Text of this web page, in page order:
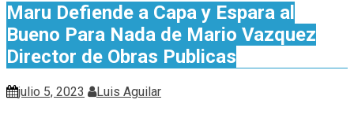
Maru Defiende a Capa y Espara al
Bueno Para Nada de Mario Vazquez
Director de Obras Publicas
julio 5, 2023 Luis Aguilar